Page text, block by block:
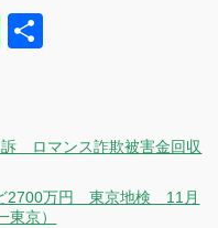
Line
ロマンス詐欺被害金回収
2700万円 東京地検 11月
京）